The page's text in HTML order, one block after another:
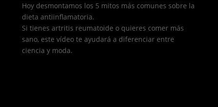
Hoy desmontamos los 5 mitos más comunes sobre la
dieta antiinflamatoria.
Si tienes artritis reumatoide o quieres comer más
sano, este vídeo te ayudará a diferenciar entre
ciencia y moda.